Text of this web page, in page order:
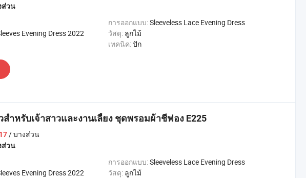
ส่วน
การออกแบบ:Sleeveless Lace Evening Dress
Evening Dress 2022 วัสดุ: ลูกไม้
เทคนิค:ปัก
ำหรับเจ้าสาวและงานเลี้ยง ชุดพรอมผ้าชีฟอง E225
/ บางส่วน
ส่วน
การออกแบบ:Sleeveless Lace Evening Dress
Evening Dress 2022 วัสดุ: ลูกไม้